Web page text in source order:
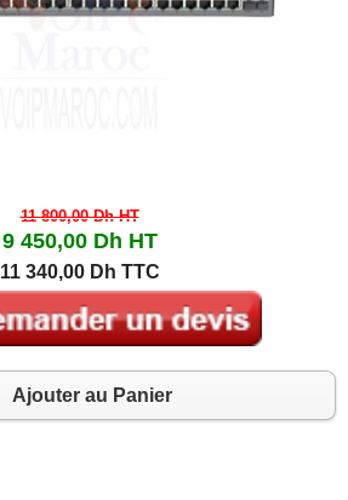
11 800,00 DhHT
9 450,00 Dh HT
11 340,00 Dh TTC
Ajouter au Panier